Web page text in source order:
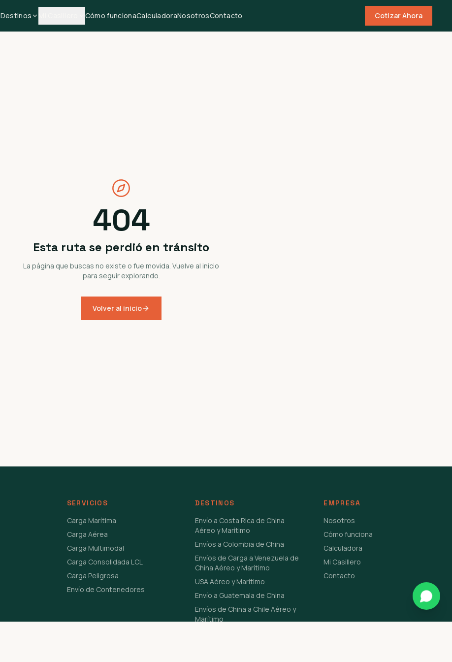
Destinos Cómo funcionaCalculadoraNosotrosContacto Cotizar Ahora
404
Esta ruta se perdió en tránsito
La página que buscas no existe o fue movida. Vuelve al inicio
para seguir explorando.
Volver al inicio
SERVICIOS
Carga Marítima
Carga Aérea
Carga Multimodal
Carga Consolidada LCL
Carga Peligrosa
Envío de Contenedores
DESTINOS
Envío a Costa Rica de China
Aéreo y Marítimo
Envíos a Colombia de China
Envíos de Carga a Venezuela de
China Aéreo y Marítimo
USA Aéreo y Marítimo
Envío a Guatemala de China
Envíos de China a Chile Aéreo y
Marítimo
EMPRESA
Nosotros
Cómo funciona
Calculadora
Mi Casillero
Contacto